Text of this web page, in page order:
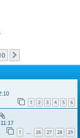
1 2 3 4 5 6
1 … 26 27 28 29